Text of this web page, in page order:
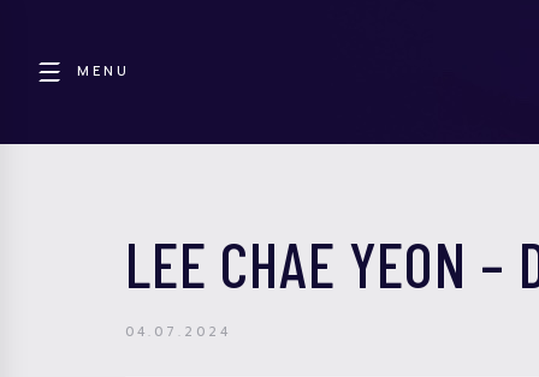
MENU
LEE CHAE YEON –
04.07.2024